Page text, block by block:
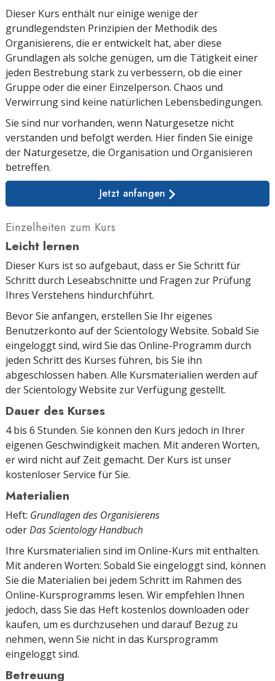
Dieser Kurs enthält nur einige wenige der
grundlegendsten Prinzipien der Methodik des
Organisierens, die er entwickelt hat, aber diese
Grundlagen als solche genügen, um die Tätigkeit einer
jeden Bestrebung stark zu verbessern, ob die einer
Gruppe oder die einer Einzelperson. Chaos und
Verwirrung sind keine natürlichen Lebensbedingungen.
Sie sind nur vorhanden, wenn Naturgesetze nicht
verstanden und befolgt werden. Hier finden Sie einige
der Naturgesetze, die Organisation und Organisieren
betreffen.
Jetzt anfangen
Einzelheiten zum Kurs
Leicht lernen
Dieser Kurs ist so aufgebaut, dass er Sie Schritt für
Schritt durch Leseabschnitte und Fragen zur Prüfung
Ihres Verstehens hindurchführt.
Bevor Sie anfangen, erstellen Sie Ihr eigenes
Benutzerkonto auf der Scientology Website. Sobald Sie
eingeloggt sind, wird Sie das Online-Programm durch
jeden Schritt des Kurses führen, bis Sie ihn
abgeschlossen haben. Alle Kursmaterialien werden auf
der Scientology Website zur Verfügung gestellt.
Dauer des Kurses
4 bis 6 Stunden. Sie können den Kurs jedoch in Ihrer
eigenen Geschwindigkeit machen. Mit anderen Worten,
er wird nicht auf Zeit gemacht. Der Kurs ist unser
kostenloser Service für Sie.
Materialien
Heft: Grundlagen des Organisierens
oderDas Scientology Handbuch
Ihre Kursmaterialien sind im Online-Kurs mit enthalten.
Mit anderen Worten: Sobald Sie eingeloggt sind, können
Sie die Materialien bei jedem Schritt im Rahmen des
Online-Kursprogramms lesen. Wir empfehlen Ihnen
jedoch, dass Sie das Heft kostenlos downloaden oder
kaufen, um es durchzusehen und darauf Bezug zu
nehmen, wenn Sie nicht in das Kursprogramm
eingeloggt sind.
Betreuung